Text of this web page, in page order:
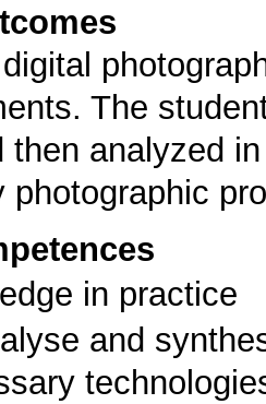
The
then analyzed
photographic
in practice
and